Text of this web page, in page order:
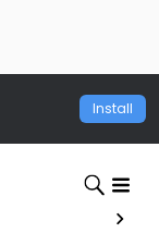
Install